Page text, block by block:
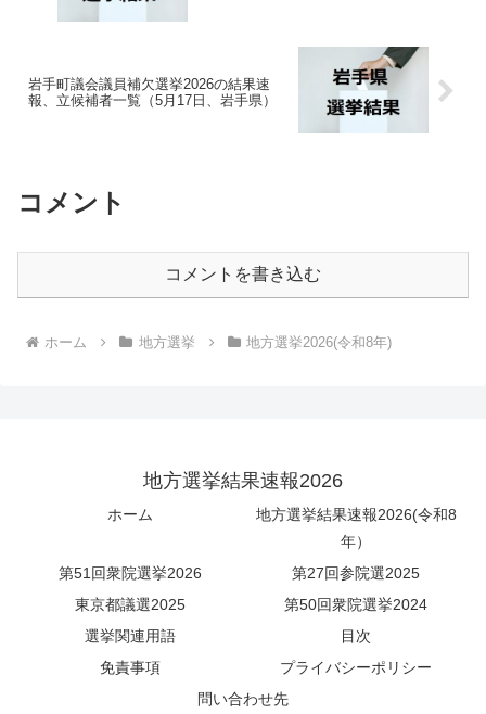
岩手町議会議員補欠選挙2026の結果速
報、立候補者一覧（5月17日、岩手県）
コメント
コメントを書き込む
ホーム 地方選挙 地方選挙2026(令和8年)
地方選挙結果速報2026
ホーム
地方選挙結果速報2026(令和8
年）
第51回衆院選挙2026
第27回参院選2025
東京都議選2025
第50回衆院選挙2024
選挙関連用語
目次
免責事項
プライバシーポリシー
問い合わせ先